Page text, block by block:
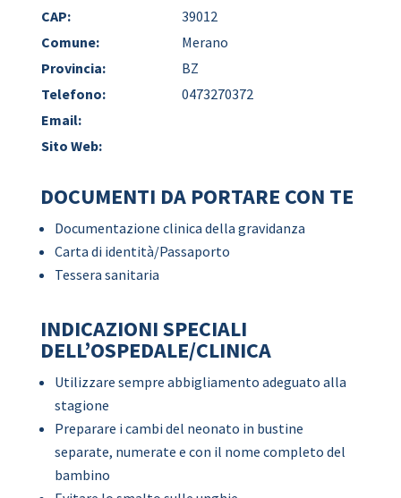
CAP:
39012
Comune:
Merano
Provincia:
BZ
Telefono:
0473270372
Email:
Sito Web:
DOCUMENTI DA PORTARE CON TE
Documentazione clinica della gravidanza
Carta di identità/Passaporto
Tessera sanitaria
INDICAZIONI SPECIALI
DELL’OSPEDALE/CLINICA
Utilizzare sempre abbigliamento adeguato alla
stagione
Preparare i cambi del neonato in bustine
separate, numerate e con il nome completo del
bambino